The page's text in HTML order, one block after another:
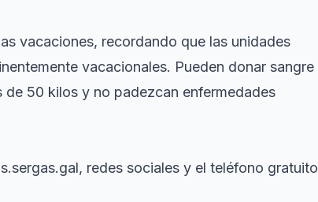
vacaciones, recordando que las unidades
vacacionales. Pueden donar sangre
de 50 kilos y no padezcan enfermedades
redes sociales y el teléfono gratuito